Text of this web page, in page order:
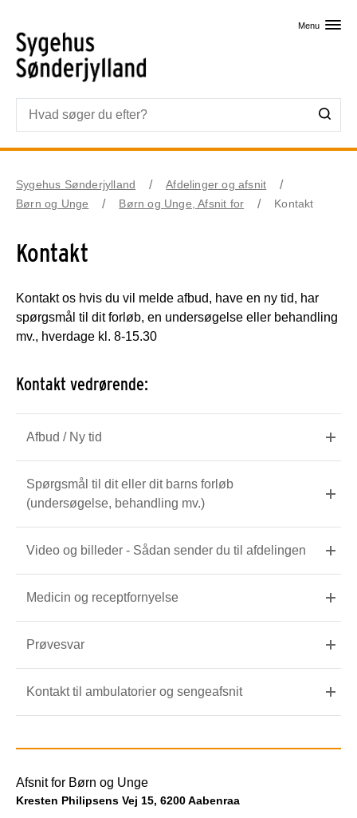
Menu
Sygehus Sønderjylland
Afdelinger og afsnit
Børn og Unge
Børn og Unge, Afsnit for Kontakt
Kontakt
Kontakt os hvis du vil melde afbud, have en ny tid, har
spørgsmål til dit forløb, en undersøgelse eller behandling
mv., hverdage kl. 8-15.30
Kontakt vedrørende:
Afbud / Ny tid
Spørgsmål til dit eller dit barns forløb
(undersøgelse, behandling mv.)
Video og billeder - Sådan sender du til afdelingen
Medicin og receptfornyelse
Prøvesvar
Kontakt til ambulatorier og sengeafsnit
Afsnit for Børn og Unge
Kresten Philipsens Vej 15, 6200 Aabenraa